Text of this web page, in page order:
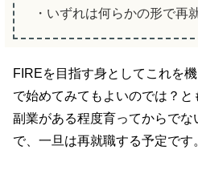
・いずれは何らかの形で再
FIREを目指す身としてこれを
で始めてみてもよいのでは？
副業がある程度育ってからで
で、一旦は再就職する予定です